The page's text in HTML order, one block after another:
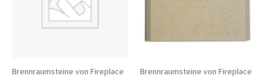
Brennraumsteine von Fireplace Brennraumsteine von Fireplace